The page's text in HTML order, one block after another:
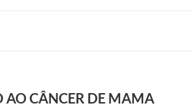
AO CÂNCER DE MAMA